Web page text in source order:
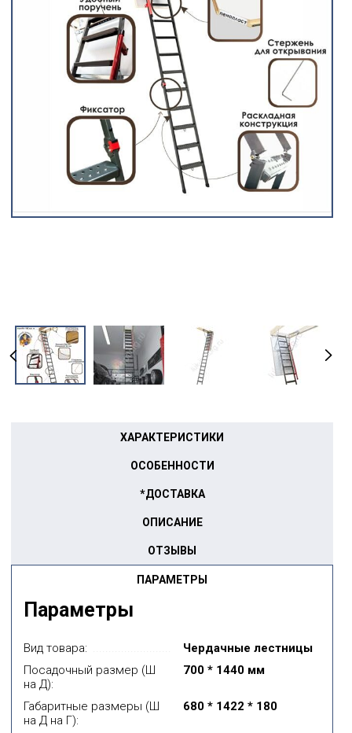
ПАРАМЕТРЫ
ХАРАКТЕРИСТИКИ
ОСОБЕННОСТИ
*ДОСТАВКА
ОПИСАНИЕ
ОТЗЫВЫ
Параметры
Вид товара:
Чердачные лестницы
Посадочный размер (Ш
на Д):
700 * 1440 мм
Габаритные размеры (Ш
на Д на Г):
680 * 1422 * 180